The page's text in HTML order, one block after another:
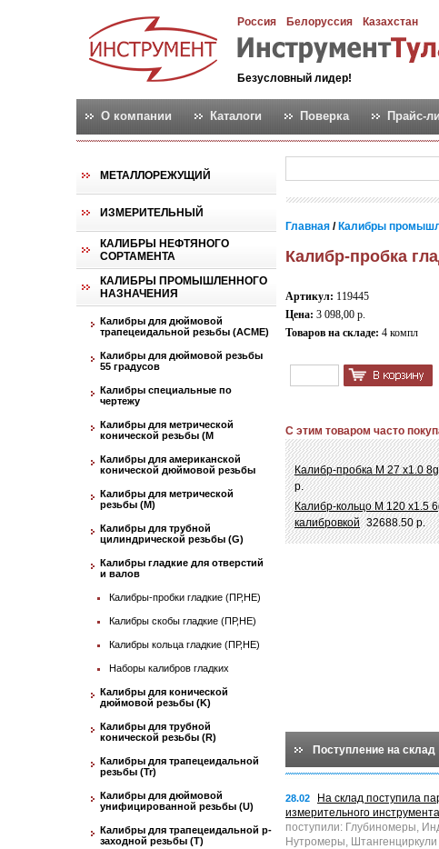
Россия Белоруссия Казахстан
Безусловный лидер!
О компании Каталоги Поверка Прайс-
МЕТАЛЛОРЕЖУЩИЙ
ИЗМЕРИТЕЛЬНЫЙ
КАЛИБРЫ НЕФТЯНОГО
СОРТАМЕНТА
КАЛИБРЫ ПРОМЫШЛЕННОГО
НАЗНАЧЕНИЯ
Калибры для дюймовой
трапецеидальной резьбы (АСМЕ)
Калибры для дюймовой резьбы
55 градусов
Калибры специальные по
чертежу
Калибры для метрической
конической резьбы (М
Калибры для американской
конической дюймовой резьбы
Калибры для метрической
резьбы (М)
Калибры для трубной
цилиндрической резьбы (G)
Калибры гладкие для отверстий
и валов
Калибры-пробки гладкие (ПР,НЕ)
Калибры скобы гладкие (ПР,НЕ)
Калибры кольца гладкие (ПР,НЕ)
Наборы калибров гладких
Калибры для конической
дюймовой резьбы (K)
Калибры для трубной
конической резьбы (R)
Калибры для трапецеидальной
резьбы (Tr)
Калибры для дюймовой
унифицированной резьбы (U)
Калибры для трапецеидальной p-
заходной резьбы (T)
Главная / Калибры
Калибр-пробка
Артикул: 119445
Цена: 3 098,00 р.
Товаров на складе: 4 компл
С этим товаром часто
Калибр-пробка М 27 х1.0
р.
Калибр-кольцо М 120 х1.5
калибровкой 32688.50 р.
Поступление на склад
28.02
На склад поступила
измерительного инструмента
поступили: Глубиномеры,
Нутромеры, Штангенциркули